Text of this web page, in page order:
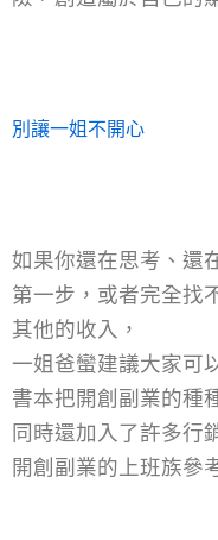
別讓一姐不開心
如果你還在思考、還
第一步，或者完全找
其他的收入，
一姐爸蠻建議大家可
書本把開創副業的種
同時還加入了許多行
開創副業的上班族參